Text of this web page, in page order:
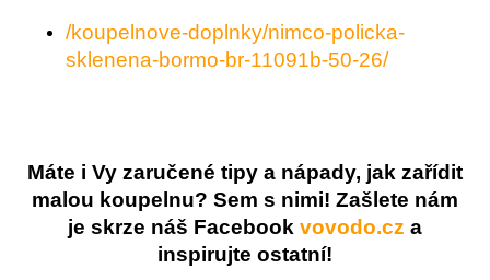
/koupelnove-doplnky/nimco-policka-
sklenena-bormo-br-11091b-50-26/
Máte i Vy zaručené tipy a nápady, jak zařídit
malou koupelnu? Sem s nimi! Zašlete nám
je skrze náš Facebook vovodo.cz a
inspirujte ostatní!